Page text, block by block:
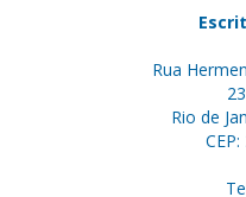
Rua
Rio de